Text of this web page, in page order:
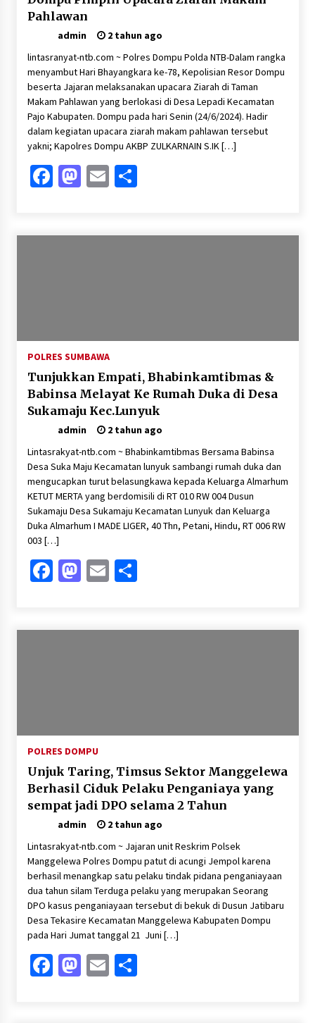
Pahlawan
admin
2 tahun ago
lintasranyat-ntb.com ~ Polres Dompu Polda NTB-Dalam rangka
menyambut Hari Bhayangkara ke-78, Kepolisian Resor Dompu
beserta Jajaran melaksanakan upacara Ziarah di Taman
Makam Pahlawan yang berlokasi di Desa Lepadi Kecamatan
Pajo Kabupaten. Dompu pada hari Senin (24/6/2024). Hadir
dalam kegiatan upacara ziarah makam pahlawan tersebut
yakni; Kapolres Dompu AKBP ZULKARNAIN S.IK […]
Facebook
Mastodon
EmailShare
POLRES SUMBAWA
Tunjukkan Empati, Bhabinkamtibmas &
Babinsa Melayat Ke Rumah Duka di Desa
Sukamaju Kec.Lunyuk
admin
2 tahun ago
Lintasrakyat-ntb.com ~ Bhabinkamtibmas Bersama Babinsa
Desa Suka Maju Kecamatan lunyuk sambangi rumah duka dan
mengucapkan turut belasungkawa kepada Keluarga Almarhum
KETUT MERTA yang berdomisili di RT 010 RW 004 Dusun
Sukamaju Desa Sukamaju Kecamatan Lunyuk dan Keluarga
Duka Almarhum I MADE LIGER, 40 Thn, Petani, Hindu, RT 006 RW
003 […]
Facebook
Mastodon
EmailShare
POLRES DOMPU
Unjuk Taring, Timsus Sektor Manggelewa
Berhasil Ciduk Pelaku Penganiaya yang
sempat jadi DPO selama 2 Tahun
admin
2 tahun ago
Lintasrakyat-ntb.com ~ Jajaran unit Reskrim Polsek
Manggelewa Polres Dompu patut di acungi Jempol karena
berhasil menangkap satu pelaku tindak pidana penganiayaan
dua tahun silam Terduga pelaku yang merupakan Seorang
DPO kasus penganiayaan tersebut di bekuk di Dusun Jatibaru
Desa Tekasire Kecamatan Manggelewa Kabupaten Dompu
pada Hari Jumat tanggal 21 Juni […]
Facebook
Mastodon
EmailShare